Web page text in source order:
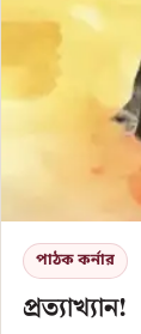
পাঠক কর্নার
প্রত্যাখ্যান!